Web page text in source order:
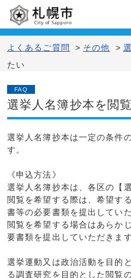
よくあるご質問 > その他 >
たい
FAQ
選挙人名簿抄本を閲
選挙人名簿抄本は一定の条件
す。
《申込方法》
選挙人名簿抄本は、各区の【
閲覧を希望する際は、希望す
書等の必要書類を提出してい
閲覧を希望する場合はあらか
要書類を提出していただきます
選挙運動又は政治活動を目的
る調査研究を目的とした閲覧